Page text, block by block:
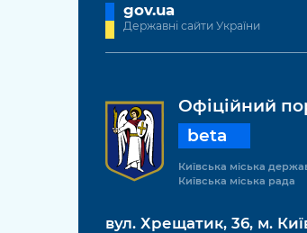
gov.ua
Державні сайти України
Офіційний
beta
Київська міська
Київська міська рада
вул. Хрещатик, 36, м.